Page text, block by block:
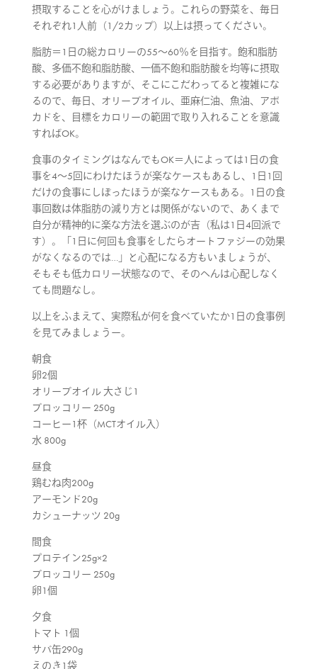
摂取することを心がけましょう。これらの野菜を、毎日
それぞれ1人前（1/2カップ）以上は摂ってください。
脂肪＝1日の総カロリーの55～60％を目指す。飽和脂肪
酸、多価不飽和脂肪酸、一価不飽和脂肪酸を均等に摂取
する必要がありますが、そこにこだわってると複雑にな
るので、毎日、オリーブオイル、亜麻仁油、魚油、アボ
カドを、目標をカロリーの範囲で取り入れることを意識
すればOK。
食事のタイミングはなんでもOK＝人によっては1日の食
事を4〜5回にわけたほうが楽なケースもあるし、1日1回
だけの食事にしぼったほうが楽なケースもある。1日の食
事回数は体脂肪の減り方とは関係がないので、あくまで
自分が精神的に楽な方法を選ぶのが吉（私は1日4回派で
す）。「1日に何回も食事をしたらオートファジーの効果
がなくなるのでは…」と心配になる方もいましょうが、
そもそも低カロリー状態なので、そのへんは心配しなく
ても問題なし。
以上をふまえて、実際私が何を食べていたか1日の食事例
を見てみましょうー。
朝食
卵2個
オリーブオイル 大さじ1
ブロッコリー 250g
コーヒー1杯（MCTオイル入）
水 800g
昼食
鶏むね肉200g
アーモンド20g
カシューナッツ 20g
間食
プロテイン25g×2
ブロッコリー 250g
卵1個
夕食
トマト 1個
サバ缶290g
えのき1袋